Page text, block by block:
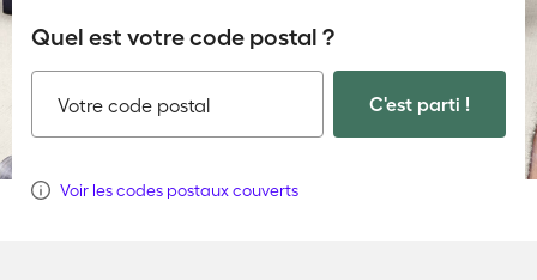
Quel est votre code postal ?
Votre code postal C'est parti !
Voir les codes postaux couverts